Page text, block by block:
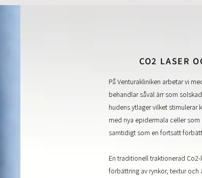
CO2 LASER
På Venturakliniken arbetar vi
behandlar såväl ärr som
hudens ytlager vilket
med nya epidermala celler som
samtidigt som en fortsatt
En traditionell traktionerad
förbättring av rynkor, textur och